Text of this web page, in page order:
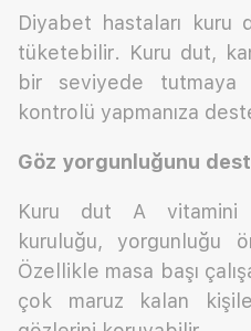
Diyabet hastaları
tüketebilir. Kuru dut,
bir seviyede tutmaya
kontrolü yapmanıza
Göz yorgunluğunu
Kuru dut A vitamini
kuruluğu, yorgunluğu
Özellikle masa başı
çok maruz kalan